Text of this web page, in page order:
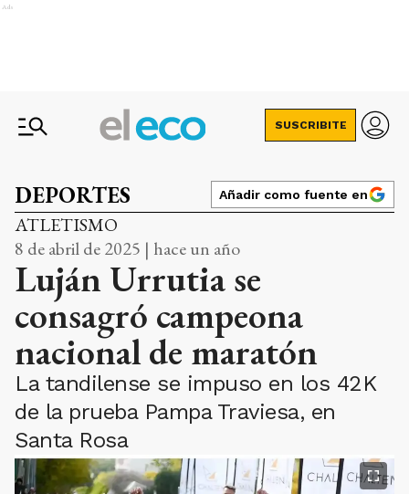
Ads
SUSCRIBITE
DEPORTES Añadir como fuente en
ATLETISMO
8 de abril de 2025 | hace un año
Luján Urrutia se
consagró campeona
nacional de maratón
La tandilense se impuso en los 42K
de la prueba Pampa Traviesa, en
Santa Rosa